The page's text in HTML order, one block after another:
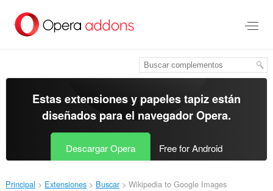
contenido
Estas extensiones y papeles tapiz están
diseñados para el navegador Opera.
Descargar Opera Free for Android
Principal Extensiones Buscar Wikipedia to Google Images‎